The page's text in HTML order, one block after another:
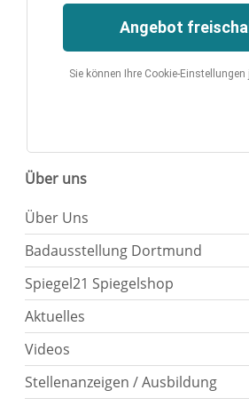
Angebot
Sie können Ihre Cookie-
Über uns
Über Uns
Badausstellung Dortmund
Spiegel21 Spiegelshop
Aktuelles
Videos
Stellenanzeigen / Ausbildung